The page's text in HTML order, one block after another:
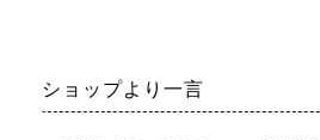
ショップより一言